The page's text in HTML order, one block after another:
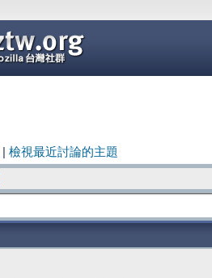
檢視最近討論的主題